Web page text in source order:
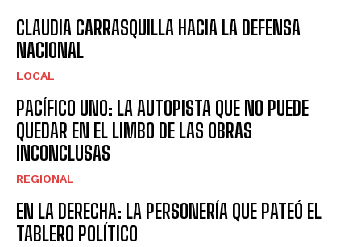
CLAUDIA CARRASQUILLA HACIA LA DEFENSA
NACIONAL
LOCAL
PACÍFICO UNO: LA AUTOPISTA QUE NO PUEDE
QUEDAR EN EL LIMBO DE LAS OBRAS
INCONCLUSAS
REGIONAL
EN LA DERECHA: LA PERSONERÍA QUE PATEÓ EL
TABLERO POLÍTICO